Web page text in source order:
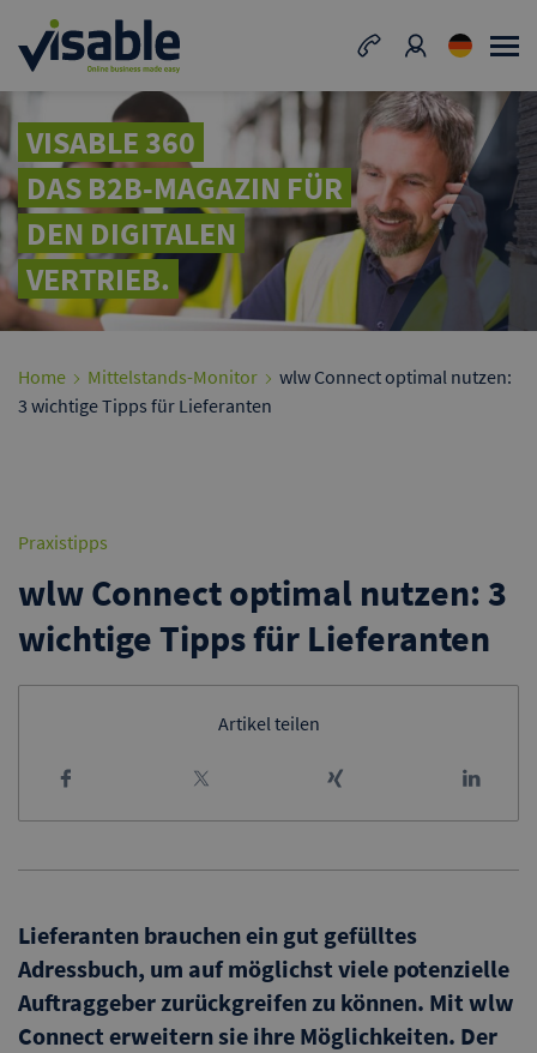
VISABLE 360
DAS B2B-MAGAZIN FÜR
DEN DIGITALEN
VERTRIEB.
Home Mittelstands-Monitor
wlw Connect optimal nutzen:
3 wichtige Tipps für Lieferanten
Praxistipps
wlw Connect optimal nutzen: 3
wichtige Tipps für Lieferanten
Artikel teilen
Lieferanten brauchen ein gut gefülltes
Adressbuch, um auf möglichst viele potenzielle
Auftraggeber zurückgreifen zu können. Mit wlw
Connect erweitern sie ihre Möglichkeiten. Der